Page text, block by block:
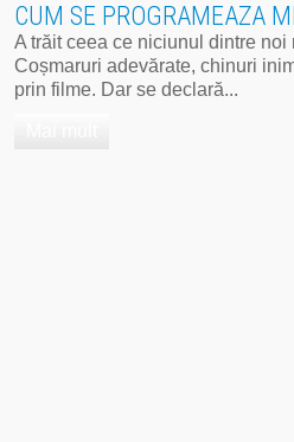
CUM SE PROGRAMEAZA
A trăit ceea ce niciunul dintre noi
Coșmaruri adevărate, chinuri
prin filme. Dar se declară...